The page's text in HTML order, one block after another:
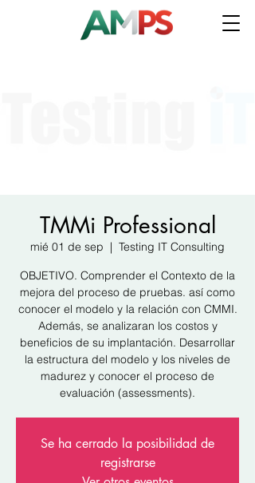
TMMi Professional
mié 01 de sep
  |
Testing IT Consulting
OBJETIVO. Comprender el Contexto de la
mejora del proceso de pruebas. así como
conocer el modelo y la relación con CMMI.
Además, se analizaran los costos y
beneficios de su implantación. Desarrollar
la estructura del modelo y los niveles de
madurez y conocer el proceso de
evaluación (assessments).
Se ha cerrado la posibilidad de
registrarse